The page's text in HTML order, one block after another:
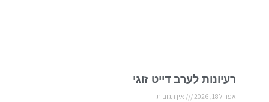
רעיונות לערב דייט זוגי
אפריל 18, 2026 אין תגובות